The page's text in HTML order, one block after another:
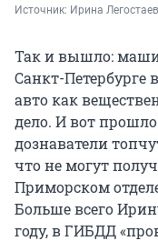
Источник: Ирина
Так и вышло:
Санкт-Петербурге
авто как
дело. И вот
дознаватели
что не могут
Приморском
Больше всего
году, в ГИБДД